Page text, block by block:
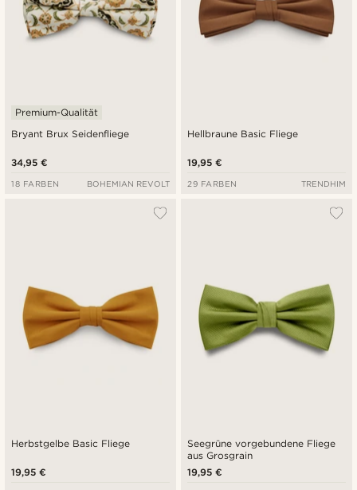
Bryant Brux Seidenfliege
Premium-Qualität
34,95 €
18 FARBEN BOHEMIAN REVOLT
Hellbraune Basic Fliege
19,95 €
29 FARBEN TRENDHIM
Herbstgelbe Basic Fliege
19,95 €
Seegrüne vorgebundene Fliege
aus Grosgrain
19,95 €